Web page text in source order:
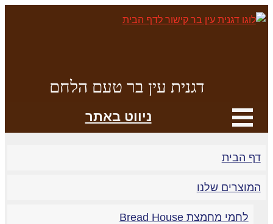
דגנית עין בר טעם הלחם
ניווט באתר
דף הבית
המוצרים שלנו
לחמי מחמצת Bread House